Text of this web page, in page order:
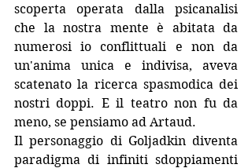
scoperta operata dalla psicanalisi
che la nostra mente è abitata da
numerosi io conflittuali e non da
un'anima unica e indivisa, aveva
scatenato la ricerca spasmodica dei
nostri doppi. E il teatro non fu da
meno, se pensiamo ad Artaud.
Il personaggio di Goljadkin diventa
paradigma di infiniti sdoppiamenti